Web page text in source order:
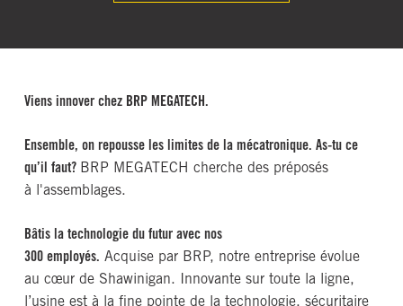
Viens innover chez BRP MEGATECH.
Ensemble, on repousse les limites de la mécatronique. As-tu ce
qu’il faut? BRP MEGATECH cherche des préposés
à l'assemblages.
Bâtis la technologie du futur avec nos
300 employés. Acquise par BRP, notre entreprise évolue
au cœur de Shawinigan. Innovante sur toute la ligne,
l’usine est à la fine pointe de la technologie, sécuritaire